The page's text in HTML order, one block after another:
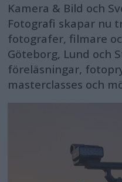
Kamera & Bild och
Fotografi skapar nu
fotografer, filmare
Göteborg, Lund och
föreläsningar,
masterclasses och